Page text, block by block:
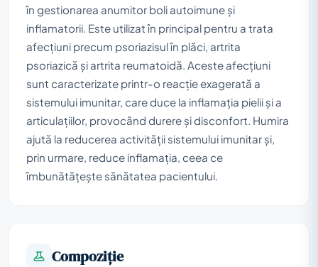
în gestionarea anumitor boli autoimune și
inflamatorii. Este utilizat în principal pentru a trata
afecțiuni precum psoriazisul în plăci, artrita
psoriazică și artrita reumatoidă. Aceste afecțiuni
sunt caracterizate printr-o reacție exagerată a
sistemului imunitar, care duce la inflamația pielii și a
articulațiilor, provocând durere și disconfort. Humira
ajută la reducerea activității sistemului imunitar și,
prin urmare, reduce inflamația, ceea ce
îmbunătățește sănătatea pacientului.
Compoziţie